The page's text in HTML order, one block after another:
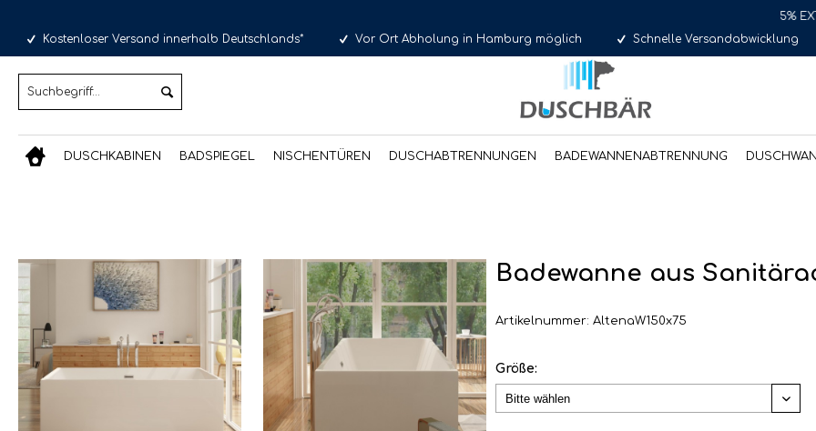
5% EXTRA
Kostenloser Versand innerhalb Deutschlands*
Vor Ort Abholung in Hamburg möglich Schnelle Versandabwicklung
DUSCHKABINEN BADSPIEGEL NISCHENTÜREN DUSCHABTRENNUNGEN BADEWANNENABTRENNUNG
Badewanne aus
Artikelnummer: AltenaW150x75
Größe: